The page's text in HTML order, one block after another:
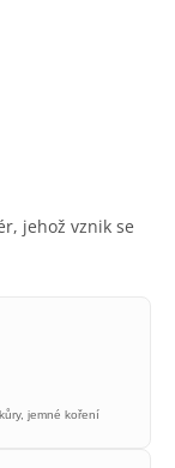
jehož vznik se
jemné koření